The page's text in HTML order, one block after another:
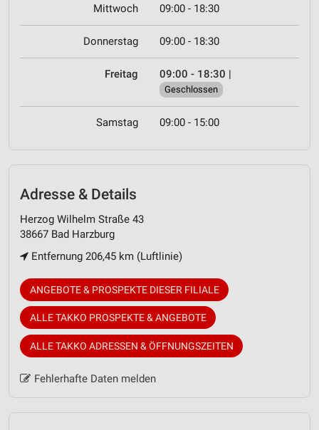
Mittwoch 09:00 - 18:30
Donnerstag 09:00 - 18:30
Freitag 09:00 - 18:30 |
Geschlossen
Samstag 09:00 - 15:00
Adresse & Details
Herzog Wilhelm Straße 43
38667 Bad Harzburg
Entfernung 206,45 km (Luftlinie)
ANGEBOTE & PROSPEKTE DIESER FILIALE
ALLE TAKKO PROSPEKTE & ANGEBOTE
ALLE TAKKO ADRESSEN & ÖFFNUNGSZEITEN
Fehlerhafte Daten melden